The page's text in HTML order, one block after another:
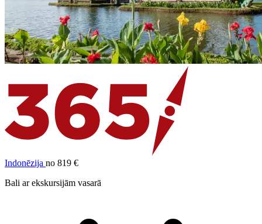
Indonēzija no 819 €
Bali ar ekskursijām vasarā